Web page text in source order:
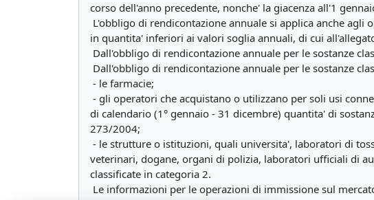
corso dell'anno precedente, nonche' la giacenza all'1
L'obbligo di rendicontazione annuale si applica anche
in quantita' inferiori ai valori soglia annuali, di cui
Dall'obbligo di rendicontazione annuale per le sostanze
Dall'obbligo di rendicontazione annuale per le sostanze
- le farmacie;
- gli operatori che acquistano o utilizzano per soli usi
di calendario (1° gennaio - 31 dicembre) quantita' di
273/2004;
- le strutture o istituzioni, quali universita', laboratori di
veterinari, dogane, organi di polizia, laboratori ufficiali di
classificate in categoria 2.
Le informazioni per le operazioni di immissione sul